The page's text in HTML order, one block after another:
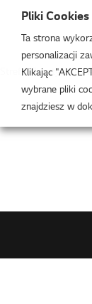
Strefa Klimatyzacji /
Pliki
Ta strona
personalizacji
Klikając
wybrane pliki
znajdziesz w